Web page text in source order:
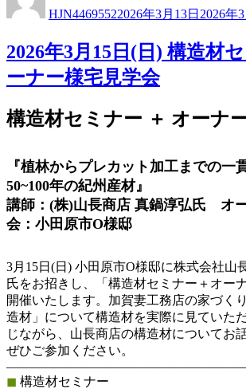
者
HJN4469552日:
2026年3月13日 2026年
2026年3月15日(日) 構造材
ーナー様宅見学会
構造材セミナー ＋ オーナ
『植林からプレカット加工までの
50~100年の紀州産材』
講師：(株)山長商店 真鍋淳弘氏 オ
会：小田原市O様邸
3月15日(日) 小田原市O様邸に株式会社山
氏をお招きし、「構造材セミナー＋オー
開催いたします。加賀妻工務店の家づく
造材」について構造材を実際に見ていた
じながら、山長商店の構造材についてお
ぜひご参加ください。
◼︎ 構造材セミナー